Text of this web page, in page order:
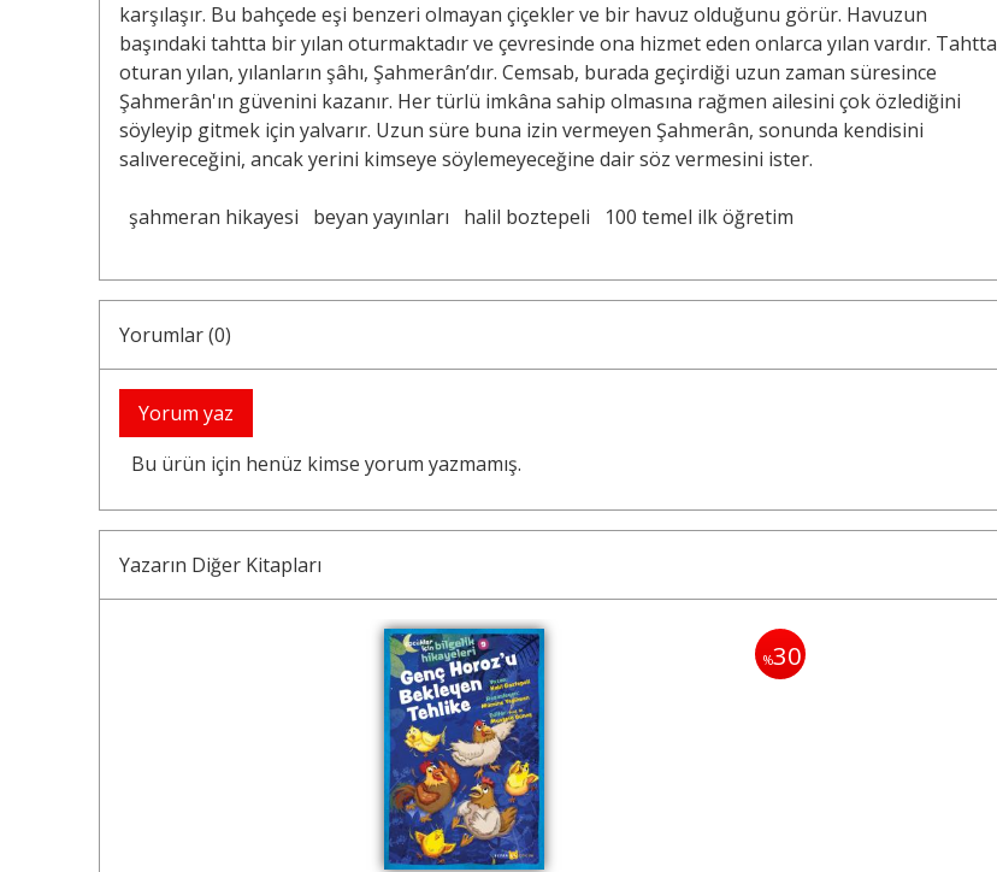
karşılaşır. Bu bahçede eşi benzeri olmayan çiçekler ve bir havuz olduğunu görür. Havuzun
başındaki tahtta bir yılan oturmaktadır ve çevresinde ona hizmet eden onlarca yılan vardır. Tahtta
oturan yılan, yılanların şâhı, Şahmerân’dır. Cemsab, burada geçirdiği uzun zaman süresince
Şahmerân'ın güvenini kazanır. Her türlü imkâna sahip olmasına rağmen ailesini çok özlediğini
söyleyip gitmek için yalvarır. Uzun süre buna izin vermeyen Şahmerân, sonunda kendisini
salıvereceğini, ancak yerini kimseye söylemeyeceğine dair söz vermesini ister.
şahmeran hikayesi beyan yayınları halil boztepeli 100 temel ilk öğretim
Yorumlar (0)
Yorum yaz
Bu ürün için henüz kimse yorum yazmamış.
Yazarın Diğer Kitapları
%30